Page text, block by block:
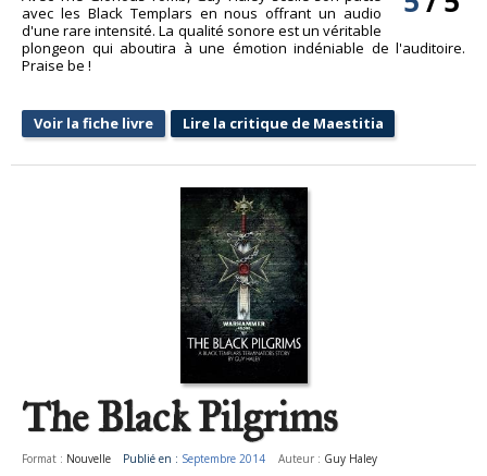
avec les Black Templars en nous offrant un audio
d'une rare intensité. La qualité sonore est un véritable
plongeon qui aboutira à une émotion indéniable de l'auditoire.
Praise be !
Voir la fiche livre Lire la critique de Maestitia
The Black Pilgrims
Format : Nouvelle Publié en : Septembre 2014 Auteur : Guy Haley